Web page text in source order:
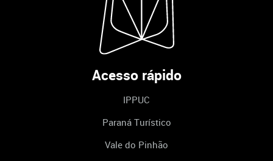
Acesso rápido
IPPUC
Paraná Turístico
Vale do Pinhão